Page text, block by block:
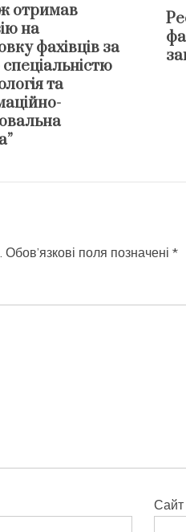
отримав
на
фахівців за
та
Обов’язкові поля позначені *
Сайт